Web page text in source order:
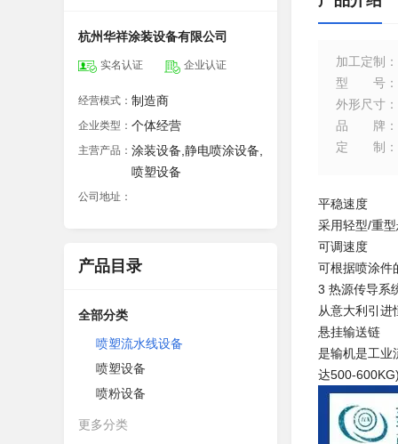
杭州华祥涂装设备有限公司
实名认证 企业认证
经营模式： 制造商
企业类型： 个体经营
主营产品： 涂装设备,静电喷涂设备,
喷塑设备
公司地址：
产品目录
全部分类
喷塑流水线设备
喷塑设备
喷粉设备
更多分类
加工定制
：
型号 ：
外形尺寸 ：
品牌 ：
定制
：
平稳速度
采用轻型/重
可调速度
可根据喷涂件
3 热源传导系
从意大利引
悬挂输送链
是输机是工业
达500-